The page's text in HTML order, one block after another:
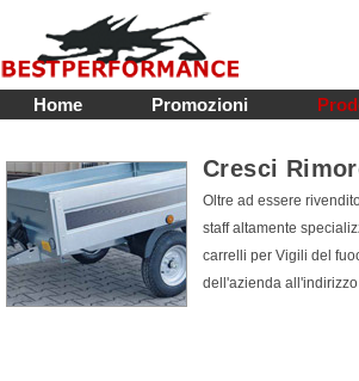
Home Promozioni
Cresci
Oltre ad essere
staff altamente
carrelli per Vigili del
dell'azienda all'indirizzo